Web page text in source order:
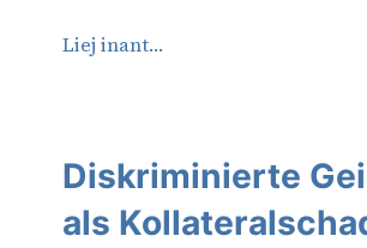
Liej inant…
Diskriminierte
als